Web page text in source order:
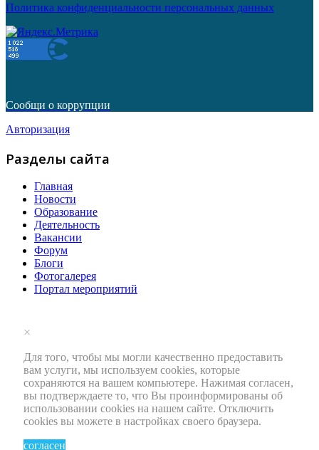
Политика конфиденциальности персональных данных
Сообщи о коррупции
Авторизация
Разделы сайта
Главная
Новости
Образование
Деятельность
Вакансии
Форум
Блоги
Фотогалерея
Портал мероприятий
×
Для того, чтобы мы могли качественно предоставить
вам услуги, мы используем cookies, которые
сохраняются на вашем компьютере. Нажимая согласен,
вы подтверждаете то, что Вы проинформированы об
использовании cookies на нашем сайте. Отключить
cookies вы можете в настройках своего браузера.
согласен